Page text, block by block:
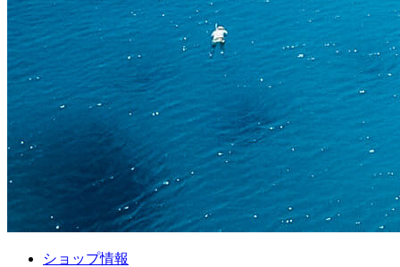
ショップ情報